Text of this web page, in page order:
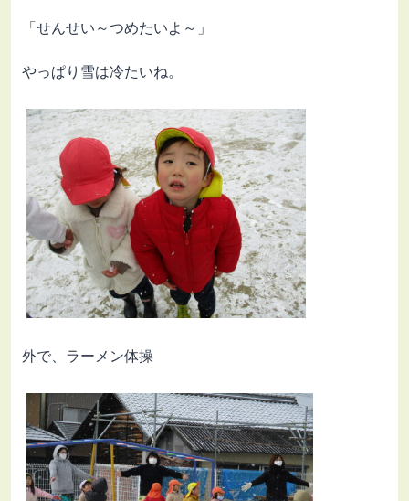
「せんせい～つめたいよ～」
やっぱり雪は冷たいね。
外で、ラーメン体操